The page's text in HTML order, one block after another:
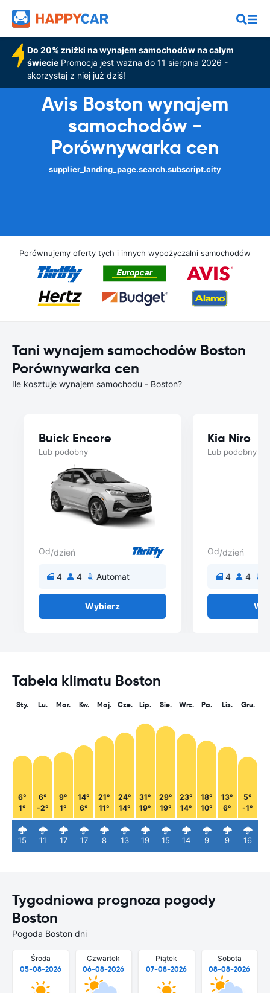
Do 20% zniżki na wynajem samochodów na całym
świeciePromocja jest ważna do 11 sierpnia 2026 -
skorzystaj z niej już dziś!
Avis Boston wynajem
samochodów -
Porównywarka cen
supplier_landing_page.search.subscript.city
Porównujemy oferty tych i innych wypożyczalni samochodów
Tani wynajem samochodów Boston
Porównywarka cen
Ile kosztuje wynajem samochodu - Boston?
Buick Encore
Lub podobny
Od/dzień
4 4 Automat
Wybierz
Kia Niro
Lub podobny
Od/dzień
4 4
Tabela klimatu Boston
Sty.
6°
1°
15
Lu.
6°
-2°
11
Mar.
9°
1°
17
Kw.
14°
6°
17
Maj.
21°
11°
8
Cze.
24°
14°
13
Lip.
31°
19°
19
Sie.
29°
19°
15
Wrz.
23°
14°
14
Pa.
18°
10°
9
Lis.
13°
6°
9
Gru.
5°
-1°
16
Tygodniowa prognoza pogody
Boston
Pogoda Boston dni
Środa
05-08-2026
Czwartek
06-08-2026
Piątek
07-08-2026
Sobota
08-08-2026